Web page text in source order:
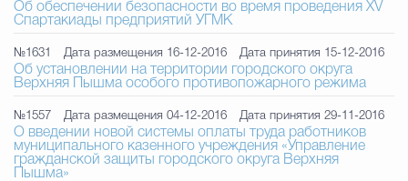
Об обеспечении безопасности во время проведения ХV
Спартакиады предприятий УГМК
№1631 Дата размещения 16-12-2016 Дата принятия 15-12-2016
Об установлении на территории городского округа
Верхняя Пышма особого противопожарного режима
№1557 Дата размещения 04-12-2016 Дата принятия 29-11-2016
О введении новой системы оплаты труда работников
муниципального казенного учреждения «Управление
гражданской защиты городского округа Верхняя
Пышма»